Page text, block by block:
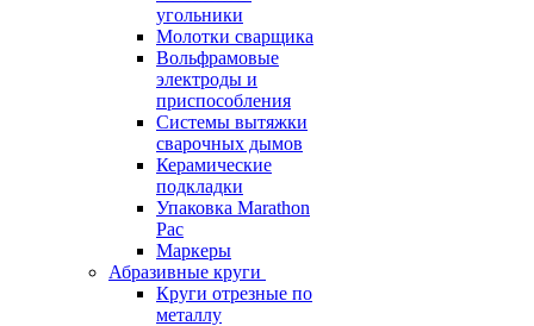
угольники
Молотки сварщика
Вольфрамовые
электроды и
приспособления
Системы вытяжки
сварочных дымов
Керамические
подкладки
Упаковка Marathon
Pac
Маркеры
Абразивные круги
Круги отрезные по
металлу